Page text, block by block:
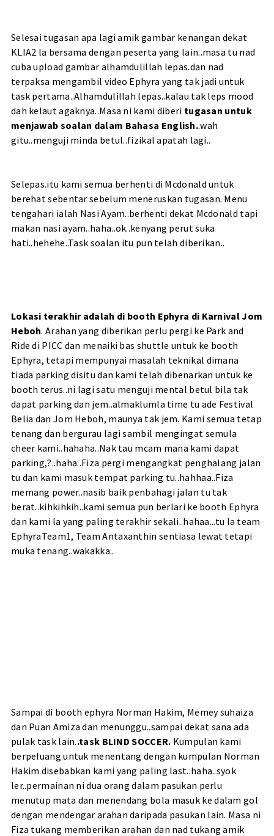
Selesai tugasan apa lagi amik gambar kenangan dekat
KLIA2 la bersama dengan peserta yang lain..masa tu nad
cuba upload gambar alhamdulillah lepas.dan nad
terpaksa mengambil video Ephyra yang tak jadi untuk
task pertama..Alhamdulillah lepas..kalau tak leps mood
dah kelaut agaknya..Masa ni kami diberi tugasan untuk
menjawab soalan dalam Bahasa English..wah
gitu..menguji minda betul..fizikal apatah lagi..
Selepas.itu kami semua berhenti di Mcdonald untuk
berehat sebentar sebelum meneruskan tugasan. Menu
tengahari ialah Nasi Ayam..berhenti dekat Mcdonald tapi
makan nasi ayam..haha..ok..kenyang perut suka
hati..hehehe..Task soalan itu pun telah diberikan..
Lokasi terakhir adalah di booth Ephyra di Karnival Jom
Heboh. Arahan yang diberikan perlu pergi ke Park and
Ride di PICC dan menaiki bas shuttle untuk ke booth
Ephyra, tetapi mempunyai masalah teknikal dimana
tiada parking disitu dan kami telah dibenarkan untuk ke
booth terus..ni lagi satu menguji mental betul bila tak
dapat parking dan jem..almaklumla time tu ade Festival
Belia dan Jom Heboh, maunya tak jem. Kami semua tetap
tenang dan bergurau lagi sambil mengingat semula
cheer kami..hahaha..Nak tau mcam mana kami dapat
parking,?..haha..Fiza pergi mengangkat penghalang jalan
tu dan kami masuk tempat parking tu..hahhaa..Fiza
memang power..nasib baik penbahagi jalan tu tak
berat..kihkihkih..kami semua pun berlari ke booth Ephyra
dan kami la yang paling terakhir sekali..hahaa...tu la team
EphyraTeam1, Team Antaxanthin sentiasa lewat tetapi
muka tenang..wakakka..
Sampai di booth ephyra Norman Hakim, Memey suhaiza
dan Puan Amiza dan menunggu..sampai dekat sana ada
pulak task lain..task BLIND SOCCER. Kumpulan kami
berpeluang untuk menentang dengan kumpulan Norman
Hakim disebabkan kami yang paling last..haha..syok
ler..permainan ni dua orang dalam pasukan perlu
menutup mata dan menendang bola masuk ke dalam gol
dengan mendengar arahan daripada pasukan lain. Masa ni
Fiza tukang memberikan arahan dan nad tukang amik